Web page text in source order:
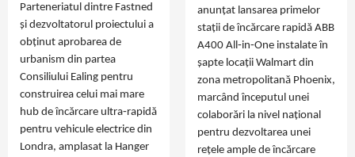
Parteneriatul dintre Fastned
și dezvoltatorul proiectului a
obținut aprobarea de
urbanism din partea
Consiliului Ealing pentru
construirea celui mai mare
hub de încărcare ultra‑rapidă
pentru vehicule electrice din
Londra, amplasat la Hanger
anunțat lansarea primelor
stații de încărcare rapidă ABB
A400 All‑in‑One instalate în
șapte locații Walmart din
zona metropolitană Phoenix,
marcând începutul unei
colaborări la nivel național
pentru dezvoltarea unei
rețele ample de încărcare